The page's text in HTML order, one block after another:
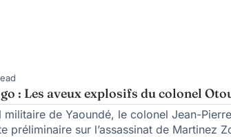
: Les aveux explosifs du colonel
militaire de Yaoundé, le colonel Jean-
préliminaire sur l’assassinat de Martinez